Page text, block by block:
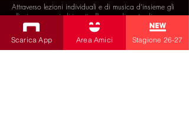
Attraverso lezioni individuali e di musica d’insieme gli
allievi vengono indirizzati all’apprendimento di uno
strumento (pianoforte, batteria, fisarmonica, chitarra,
percussioni e canto), scelto in base alle specifiche
problematiche di ognuno, in modo che la scelta aiuti
Scarica App Area Amici Stagione 26-27